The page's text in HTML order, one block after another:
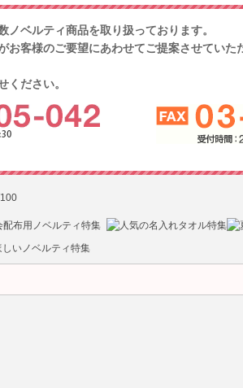
ノベルティ商品を取り扱っております。
お客様のご要望にあわせてご提案させていた
ください。